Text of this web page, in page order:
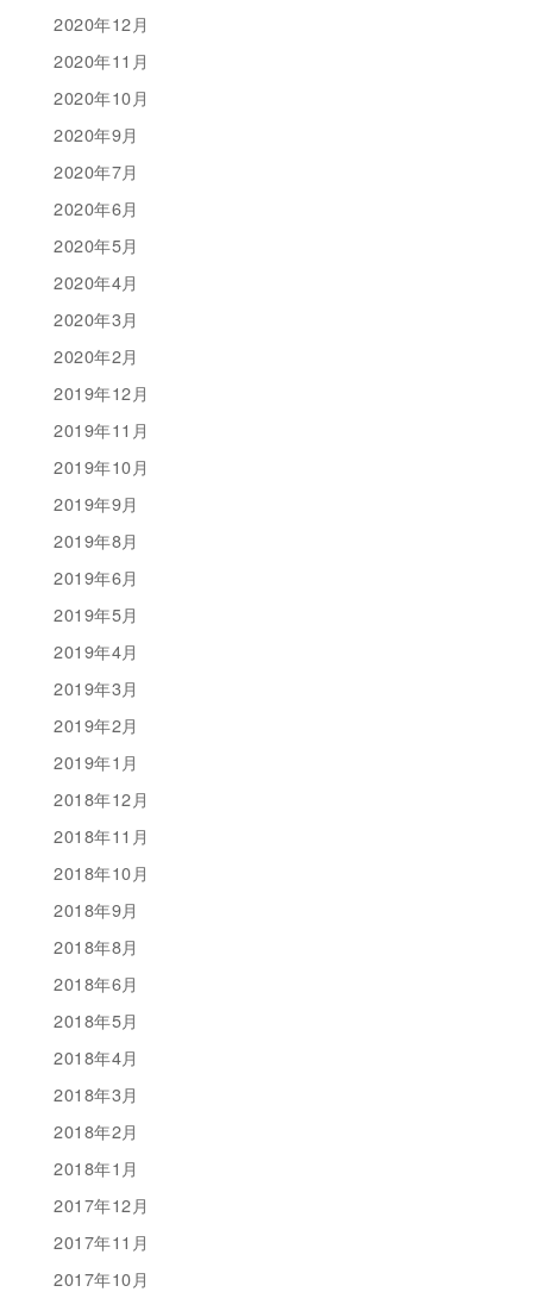
2020年12月
2020年11月
2020年10月
2020年9月
2020年7月
2020年6月
2020年5月
2020年4月
2020年3月
2020年2月
2019年12月
2019年11月
2019年10月
2019年9月
2019年8月
2019年6月
2019年5月
2019年4月
2019年3月
2019年2月
2019年1月
2018年12月
2018年11月
2018年10月
2018年9月
2018年8月
2018年6月
2018年5月
2018年4月
2018年3月
2018年2月
2018年1月
2017年12月
2017年11月
2017年10月